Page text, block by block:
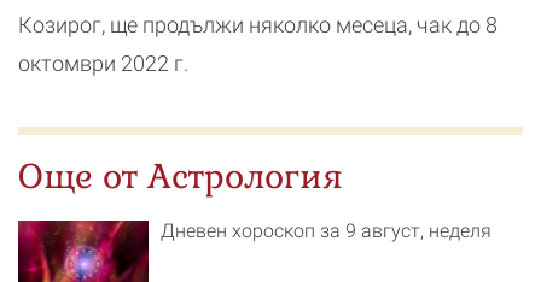
Козирог, ще продължи няколко месеца, чак до 8
октомври 2022 г.
Още от Астрология
Дневен хороскоп за 9 август, неделя